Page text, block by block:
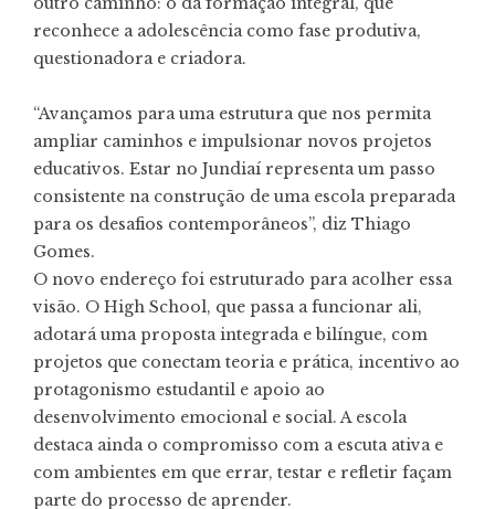
reconhece a adolescência como fase produtiva,
questionadora e criadora.
“Avançamos para uma estrutura que nos permita
ampliar caminhos e impulsionar novos projetos
educativos. Estar no Jundiaí representa um passo
consistente na construção de uma escola preparada
para os desafios contemporâneos”, diz Thiago
Gomes.
O novo endereço foi estruturado para acolher essa
visão. O High School, que passa a funcionar ali,
adotará uma proposta integrada e bilíngue, com
projetos que conectam teoria e prática, incentivo ao
protagonismo estudantil e apoio ao
desenvolvimento emocional e social. A escola
destaca ainda o compromisso com a escuta ativa e
com ambientes em que errar, testar e refletir façam
parte do processo de aprender.